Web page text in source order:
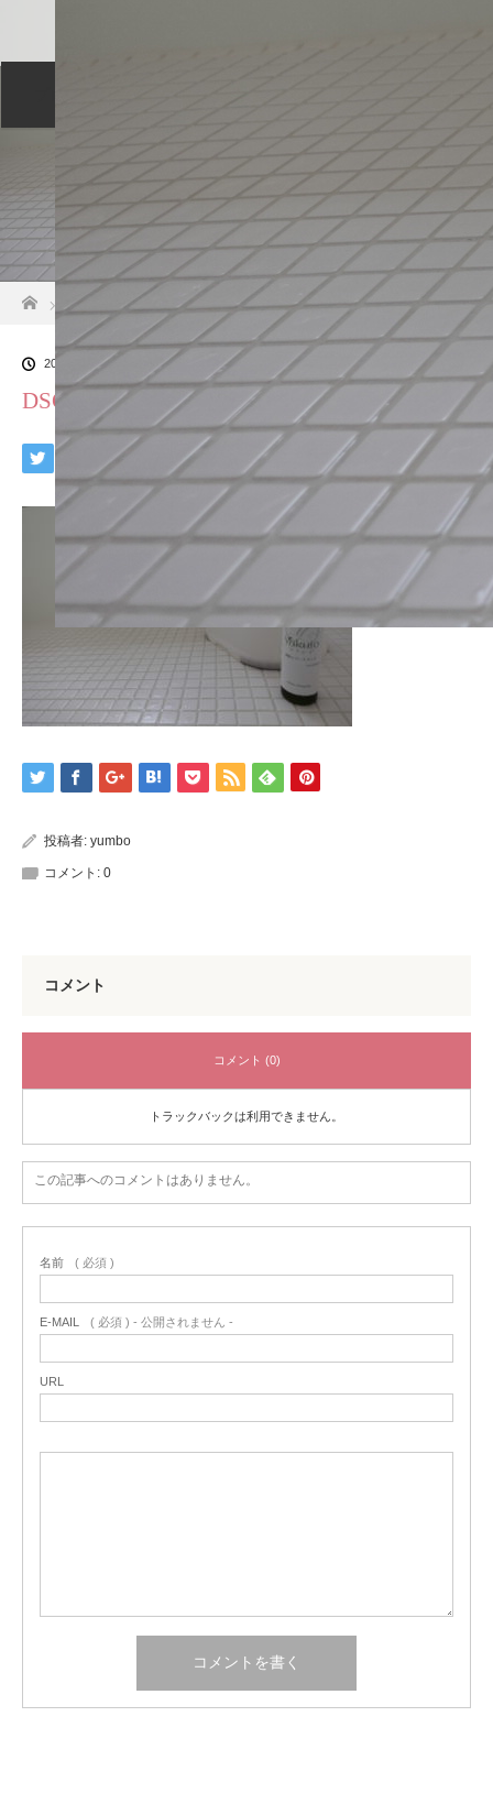
交通アクセス
DSC00708[1]
2021.01.13
DSC00708[1]
投稿者: yumbo
コメント: 0
コメント
コメント (0)
トラックバックは利用できません。
この記事へのコメントはありません。
名前 ( 必須 )
E-MAIL ( 必須 ) - 公開されません -
URL